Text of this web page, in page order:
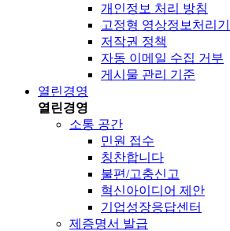
개인정보 처리 방침
고정형 영상정보처리
저작권 정책
자동 이메일 수집 거부
게시물 관리 기준
열린경영
열린경영
소통 공간
민원 접수
칭찬합니다
불편/고충신고
혁신아이디어 제안
기업성장응답센터
제증명서 발급